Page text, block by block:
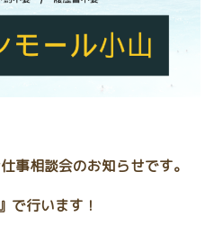
事相談会のお知らせです。
で行います！